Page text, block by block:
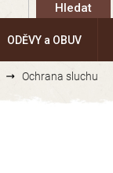
Hledat
ODĚVY a OBUV
Ochrana sluchu